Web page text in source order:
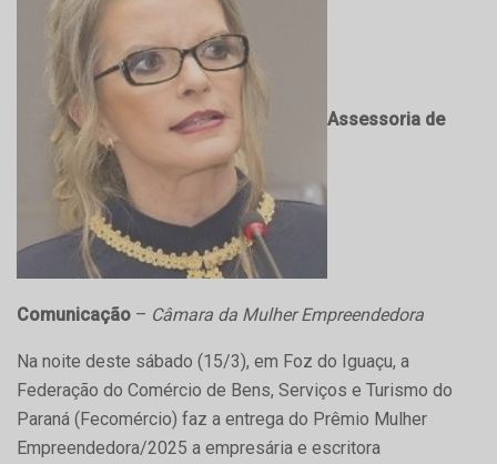
Assessoria de
Comunicação – Câmara da Mulher Empreendedora
Na noite deste sábado (15/3), em Foz do Iguaçu, a
Federação do Comércio de Bens, Serviços e Turismo do
Paraná (Fecomércio) faz a entrega do Prêmio Mulher
Empreendedora/2025 a empresária e escritora